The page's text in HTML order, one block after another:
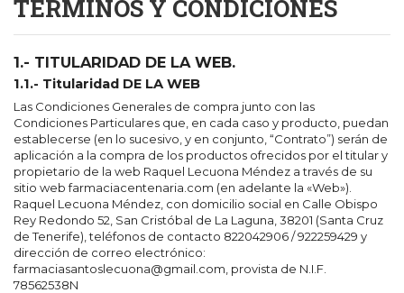
TÉRMINOS Y CONDICIONES
1.- TITULARIDAD DE LA WEB.
1.1.- Titularidad DE LA WEB
Las Condiciones Generales de compra junto con las
Condiciones Particulares que, en cada caso y producto, puedan
establecerse (en lo sucesivo, y en conjunto, “Contrato”) serán de
aplicación a la compra de los productos ofrecidos por el titular y
propietario de la web Raquel Lecuona Méndez a través de su
sitio web farmaciacentenaria.com (en adelante la «Web»).
Raquel Lecuona Méndez, con domicilio social en Calle Obispo
Rey Redondo 52, San Cristóbal de La Laguna, 38201 (Santa Cruz
de Tenerife), teléfonos de contacto 822042906 / 922259429 y
dirección de correo electrónico:
farmaciasantoslecuona@gmail.com, provista de N.I.F.
78562538N